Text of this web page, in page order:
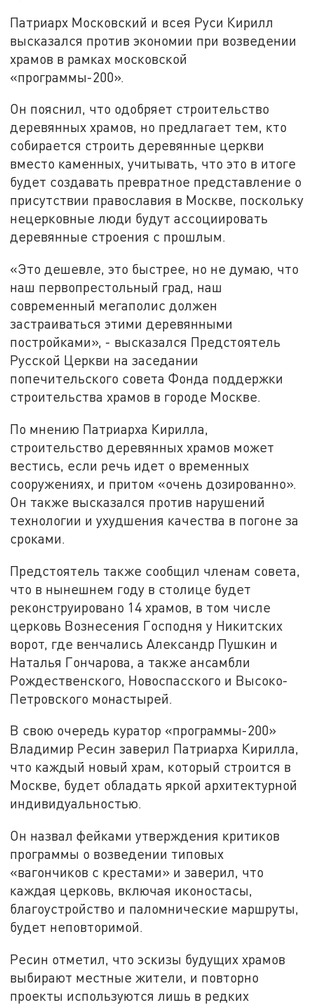
Патриарх Московский и всея Руси Кирилл
высказался против экономии при возведении
храмов в рамках московской
«программы-200».
Он пояснил, что одобряет строительство
деревянных храмов, но предлагает тем, кто
собирается строить деревянные церкви
вместо каменных, учитывать, что это в итоге
будет создавать превратное представление о
присутствии православия в Москве, поскольку
нецерковные люди будут ассоциировать
деревянные строения с прошлым.
«Это дешевле, это быстрее, но не думаю, что
наш первопрестольный град, наш
современный мегаполис должен
застраиваться этими деревянными
постройками», - высказался Предстоятель
Русской Церкви на заседании
попечительского совета Фонда поддержки
строительства храмов в городе Москве.
По мнению Патриарха Кирилла,
строительство деревянных храмов может
вестись, если речь идет о временных
сооружениях, и притом «очень дозированно».
Он также высказался против нарушений
технологии и ухудшения качества в погоне за
сроками.
Предстоятель также сообщил членам совета,
что в нынешнем году в столице будет
реконструировано 14 храмов, в том числе
церковь Вознесения Господня у Никитских
ворот, где венчались Александр Пушкин и
Наталья Гончарова, а также ансамбли
Рождественского, Новоспасского и Высоко-
Петровского монастырей.
В свою очередь куратор «программы-200»
Владимир Ресин заверил Патриарха Кирилла,
что каждый новый храм, который строится в
Москве, будет обладать яркой архитектурной
индивидуальностью.
Он назвал фейками утверждения критиков
программы о возведении типовых
«вагончиков с крестами» и заверил, что
каждая церковь, включая иконостасы,
благоустройство и паломнические маршруты,
будет неповторимой.
Ресин отметил, что эскизы будущих храмов
выбирают местные жители, и повторно
проекты используются лишь в редких